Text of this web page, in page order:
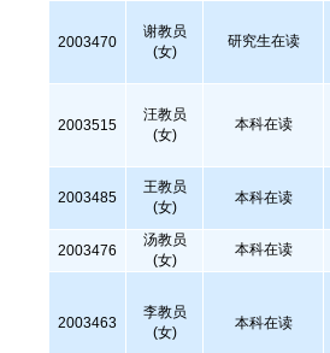
2003470
谢教员
(女)
研究生在读
2003515
汪教员
(女)
本科在读
2003485
王教员
(女)
本科在读
2003476
汤教员
(女)
本科在读
2003463
李教员
(女)
本科在读